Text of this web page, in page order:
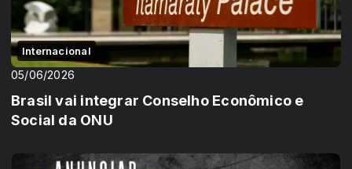
Internacional
05/06/2026
Brasil vai integrar Conselho Econômico e
Social da ONU